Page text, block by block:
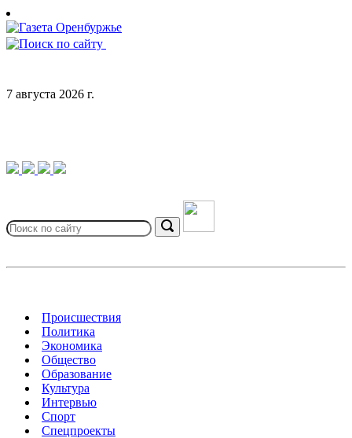
Skip
to
content
7 августа 2026 г.
for:
Search
Происшествия
Политика
Экономика
Общество
Образование
Культура
Интервью
Спорт
Спецпроекты